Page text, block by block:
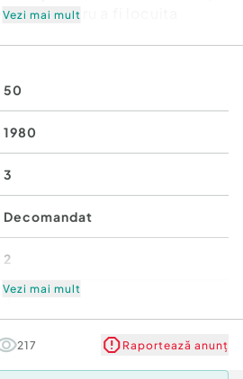
pentru a fi locuita
o pozitionare
de piata, supermarket si
ceea ce asigura un stil de
cei care isi doresc un
zona linistita, dar bine
oferte:
Vezi mai mult
50
1980
3
Decomandat
2
Bună
Vezi mai mult
217 Raportează anunț